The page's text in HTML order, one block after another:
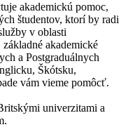
akademickú pomoc,
študentov, ktorí by radi
v oblasti
akademické
a Postgraduálnych
Škótsku,
vám vieme pomôcť.
univerzitami a